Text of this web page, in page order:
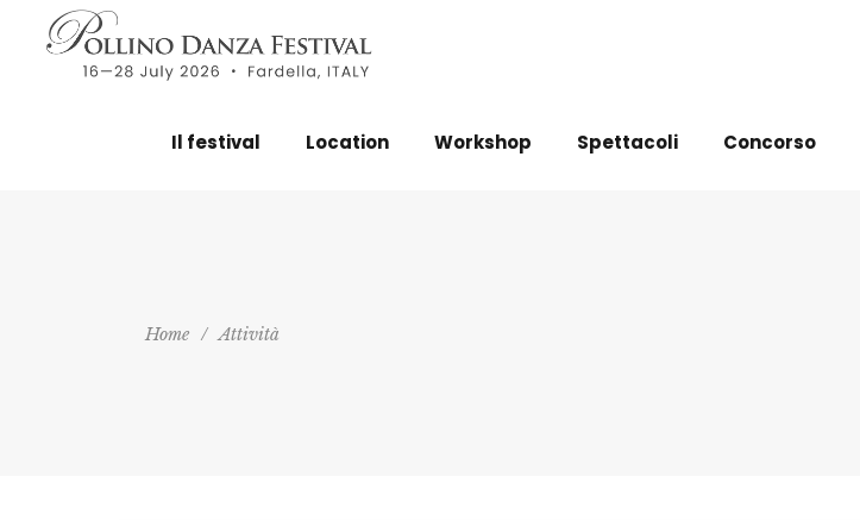
Il festival Location Workshop Spettacoli Concorso
Home / Attività